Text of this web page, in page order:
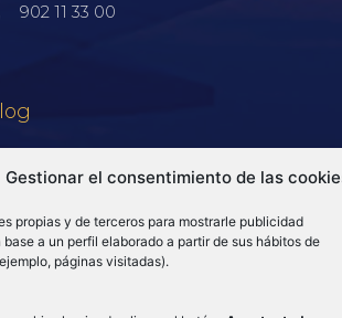
Gestionar el consentimiento de las
propias y de terceros para mostrarle publicidad
a un perfil elaborado a partir de sus hábitos de
páginas visitadas).
902 11 33 00